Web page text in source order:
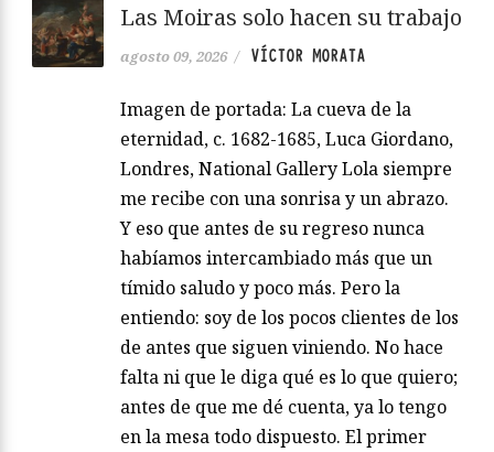
Las Moiras solo hacen su trabajo
agosto 09, 2026 / VÍCTOR MORATA
Imagen de portada: La cueva de la
eternidad, c. 1682-1685, Luca Giordano,
Londres, National Gallery Lola siempre
me recibe con una sonrisa y un abrazo.
Y eso que antes de su regreso nunca
habíamos intercambiado más que un
tímido saludo y poco más. Pero la
entiendo: soy de los pocos clientes de los
de antes que siguen viniendo. No hace
falta ni que le diga qué es lo que quiero;
antes de que me dé cuenta, ya lo tengo
en la mesa todo dispuesto. El primer